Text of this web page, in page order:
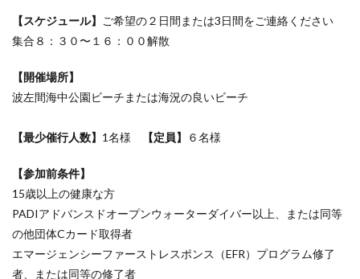
【スケジュール】
ご希望の２日間または3日間をご連絡ください
集合８：３０〜１６：００解散
【開催場所】
波左間海中公園ビーチまたは海況の良いビーチ
【最少催行人数】 1名様 【定員】 ６名様
【参加前条件】
15歳以上の健康な方
PADIアドバンスドオープンウォーターダイバー以上、または同等
の他団体Cカード取得者
エマージェンシーファーストレスポンス（EFR）プログラム修了
者、または同等の修了者